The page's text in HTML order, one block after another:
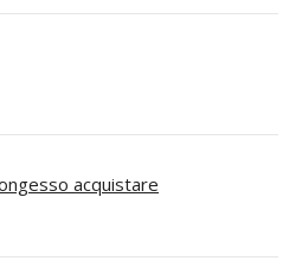
acquistare